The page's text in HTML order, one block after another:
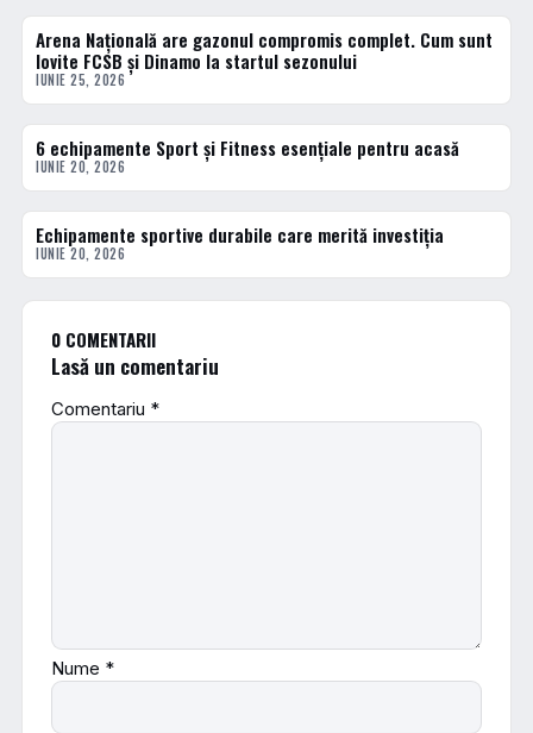
ACTUALE
Arena Națională are gazonul compromis complet. Cum sunt
lovite FCSB și Dinamo la startul sezonului
IUNIE 25, 2026
ACTUALE
6 echipamente Sport și Fitness esențiale pentru acasă
IUNIE 20, 2026
ACTUALE
Echipamente sportive durabile care merită investiția
IUNIE 20, 2026
0 COMENTARII
Lasă un comentariu
Comentariu *
Nume *